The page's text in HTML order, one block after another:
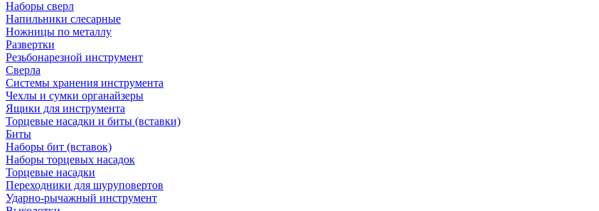
Наборы сверл
Напильники слесарные
Ножницы по металлу
Развертки
Резьбонарезной инструмент
Сверла
Системы хранения инструмента
Чехлы и сумки органайзеры
Ящики для инструмента
Торцевые насадки и биты (вставки)
Биты
Наборы бит (вставок)
Наборы торцевых насадок
Торцевые насадки
Переходники для шуруповертов
Ударно-рычажный инструмент